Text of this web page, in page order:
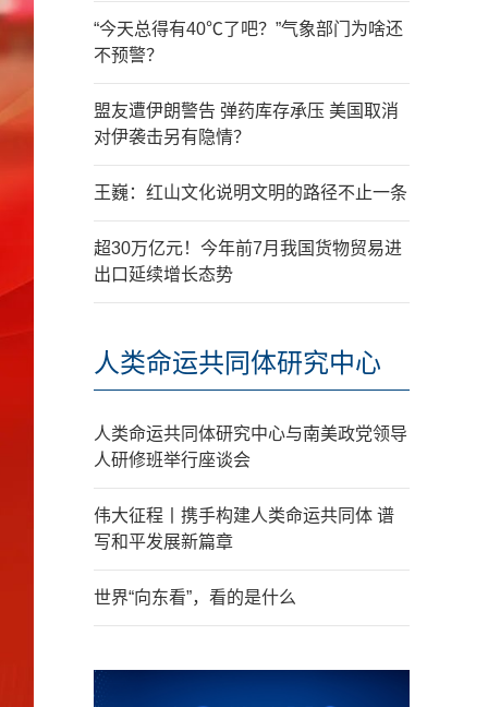
“今天总得有40℃了吧？”气象部门为啥还
不预警？
盟友遭伊朗警告 弹药库存承压 美国取消
对伊袭击另有隐情？
王巍：红山文化说明文明的路径不止一条
超30万亿元！今年前7月我国货物贸易进
出口延续增长态势
人类命运共同体研究中心
人类命运共同体研究中心与南美政党领导
人研修班举行座谈会
伟大征程丨携手构建人类命运共同体 谱
写和平发展新篇章
世界“向东看”，看的是什么